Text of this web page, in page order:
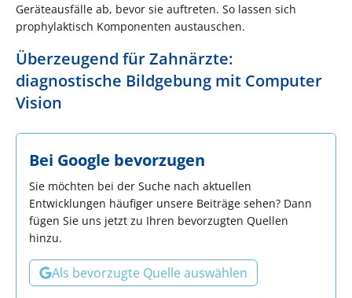
Geräteausfälle ab, bevor sie auftreten. So lassen sich
prophylaktisch Komponenten austauschen.
Überzeugend für Zahnärzte:
diagnostische Bildgebung mit Computer
Vision
Bei Google bevorzugen
Sie möchten bei der Suche nach aktuellen
Entwicklungen häufiger unsere Beiträge sehen? Dann
fügen Sie uns jetzt zu Ihren bevorzugten Quellen
hinzu.
Als bevorzugte Quelle auswählen